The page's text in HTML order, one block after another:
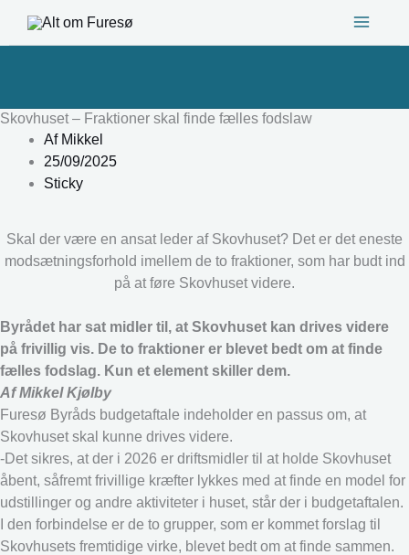
Skovhuset – Fraktioner skal finde fælles fodslaw
AfMikkel
25/09/2025
Sticky
Skal der være en ansat leder af Skovhuset? Det er det eneste
modsætningsforhold imellem de to fraktioner, som har budt ind
på at føre Skovhuset videre.
Byrådet har sat midler til, at Skovhuset kan drives videre
på frivillig vis. De to fraktioner er blevet bedt om at finde
fælles fodslag. Kun et element skiller dem.
Af Mikkel Kjølby
Furesø Byråds budgetaftale indeholder en passus om, at
Skovhuset skal kunne drives videre.
-Det sikres, at der i 2026 er driftsmidler til at holde Skovhuset
åbent, såfremt frivillige kræfter lykkes med at finde en model for
udstillinger og andre aktiviteter i huset, står der i budgetaftalen.
I den forbindelse er de to grupper, som er kommet forslag til
Skovhusets fremtidige virke, blevet bedt om at finde sammen.